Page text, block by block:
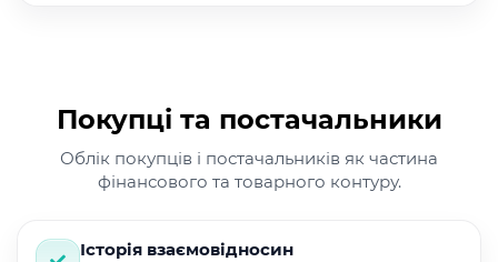
Покупці та постачальники
Облік покупців і постачальників як частина
фінансового та товарного контуру.
Історія взаємовідносин